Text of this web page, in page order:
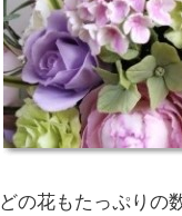
どの花もたっぷりの